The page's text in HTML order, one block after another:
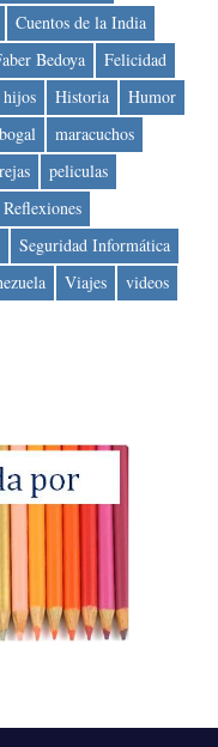
Cuentos de la India
Bedoya
Felicidad
hijos Historia
Humor
maracuchos
peliculas
Reflexiones
Seguridad Informática
Viajes videos